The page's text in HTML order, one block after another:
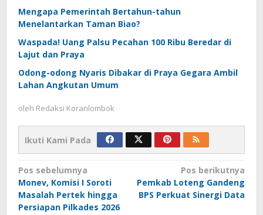
Mengapa Pemerintah Bertahun-tahun
Menelantarkan Taman Biao?
Waspada! Uang Palsu Pecahan 100 Ribu Beredar di
Lajut dan Praya
Odong-odong Nyaris Dibakar di Praya Gegara Ambil
Lahan Angkutan Umum
oleh Redaksi Koranlombok
Ikuti Kami Pada
Navigasi
pos
Pos sebelumnya
Monev, Komisi I Soroti
Masalah Pertek hingga
Persiapan Pilkades 2026
Pos berikutnya
Pemkab Loteng Gandeng
BPS Perkuat Sinergi Data